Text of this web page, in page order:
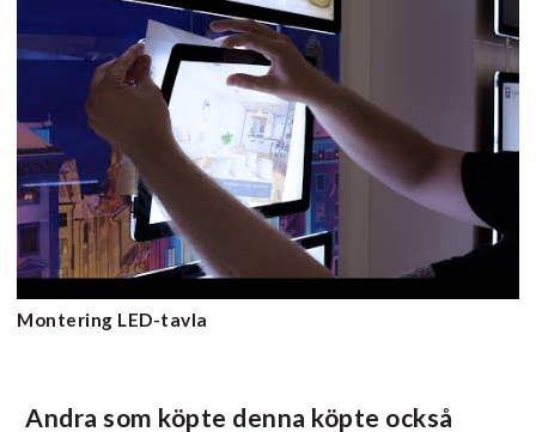
Montering LED-tavla
Andra som köpte denna köpte också